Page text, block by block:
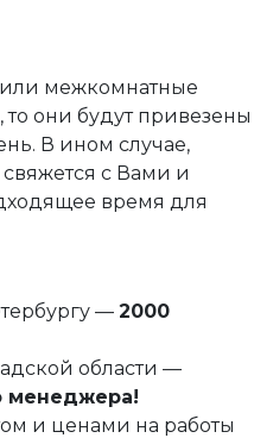
межкомнатные
то они будут привезены
В ином случае,
с Вами и
время для
— 2000
области —
менеджера!
и ценами на работы